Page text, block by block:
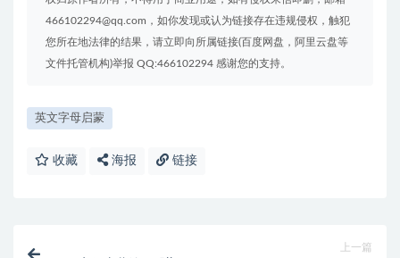
466102294@qq.com，如你发现或认为链接存在违规侵权，触犯
您所在地法律的结果，请立即向所属链接(百度网盘，阿里云盘等
文件托管机构)举报 QQ:466102294 感谢您的支持。
英文字母启蒙
收藏 海报 链接
上一篇